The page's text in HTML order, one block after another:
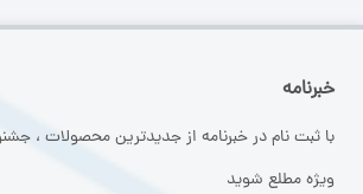
خبرنامه
با ثبت نام در خبرنامه از جدیدترین محصولات ،
ویژه مطلع شوید